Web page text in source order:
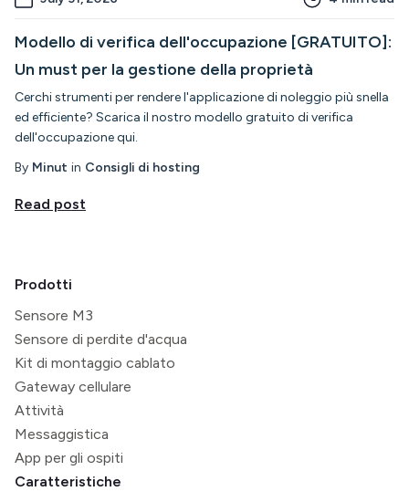
Modello di verifica dell'occupazione [GRATUITO]:
Un must per la gestione della proprietà
Cerchi strumenti per rendere l'applicazione di noleggio più snella
ed efficiente? Scarica il nostro modello gratuito di verifica
dell'occupazione qui.
By Minut in Consigli di hosting
Read post
Prodotti
Sensore M3
Sensore di perdite d'acqua
Kit di montaggio cablato
Gateway cellulare
Attività
Messaggistica
App per gli ospiti
Caratteristiche